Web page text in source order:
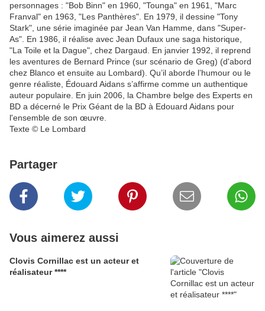
personnages : "Bob Binn" en 1960, "Tounga" en 1961, "Marc
Franval" en 1963, "Les Panthères". En 1979, il dessine "Tony
Stark", une série imaginée par Jean Van Hamme, dans "Super-
As". En 1986, il réalise avec Jean Dufaux une saga historique,
"La Toile et la Dague", chez Dargaud. En janvier 1992, il reprend
les aventures de Bernard Prince (sur scénario de Greg) (d'abord
chez Blanco et ensuite au Lombard). Qu’il aborde l’humour ou le
genre réaliste, Édouard Aidans s’affirme comme un authentique
auteur populaire. En juin 2006, la Chambre belge des Experts en
BD a décerné le Prix Géant de la BD à Edouard Aidans pour
l'ensemble de son œuvre.
Texte © Le Lombard
Partager
Vous aimerez aussi
Clovis Cornillac est un acteur et
réalisateur ****